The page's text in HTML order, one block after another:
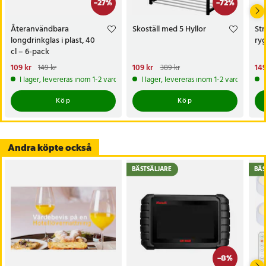
- Kompatibilitet: DJI FPV Goggles V2
Artikelnummer:123547
-27%
Återanvändbara
longdrinkglas i plast, 40
cl – 6-pack
Nuvarande pris
109 krTidigare pris:149 kr
109 kr 149 kr
I lager, levereras inom 1-2 vardagar
Köp
-72%
Skoställ med 5 Hyllor
Nuvarande pris
109 krTidigare pris:389 kr
109 kr 389 kr
I lager, levereras inom 1-2 vardagar
Köp
Andra köpte också
-8%
BÄSTSÄLJARE